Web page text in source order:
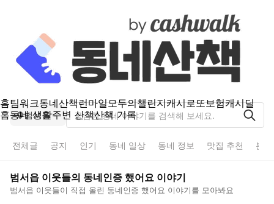
홈팀워크동네산책런마일모두의챌린지캐시로또보험캐시딜
홈동네 생활주변 산책산책 기록
범서읍
전체글 공지 인기 동네 일상 동네 정보 맛집 추천 분
범서읍 이웃들의 동네인증 했어요 이야기
범서읍 이웃들이 직접 올린 동네인증 했어요 이야기를 모아봐요